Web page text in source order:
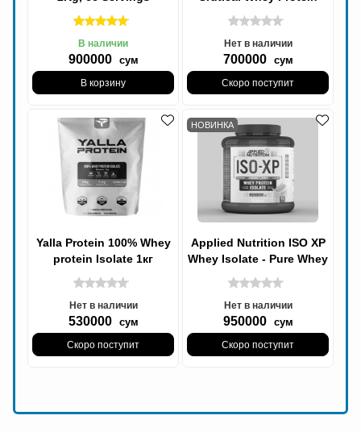
В наличии
900000 сум
В корзину
2kg 67 проций
Нет в наличии
700000 сум
Скоро поступит
Yalla Protein 100% Whey
protein Isolate 1кг
Нет в наличии
530000 сум
Скоро поступит
НОВИНКА
Applied Nutrition ISO XP
Whey Isolate - Pure Whey
Protein Isolate Powder
Нет в наличии
950000 сум
Скоро поступит